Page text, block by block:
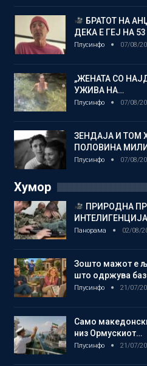
БРАТОТ НА
ДЕКА Е ГЕЈ НА
Плусинфо 07/08/
„ЖЕНАТА СО
УЖИВА НА…
Плусинфо 07/08/
ЗЕНДАЈА И ТОМ
ПОЛОВИНА
Плусинфо 07/08/
Хумор
ПРИРОДНА
Панорама 02/08/
Зошто мажот е
што одржува
Плусинфо 21/07/
Само
низ Ормускиот…
Плусинфо 21/07/